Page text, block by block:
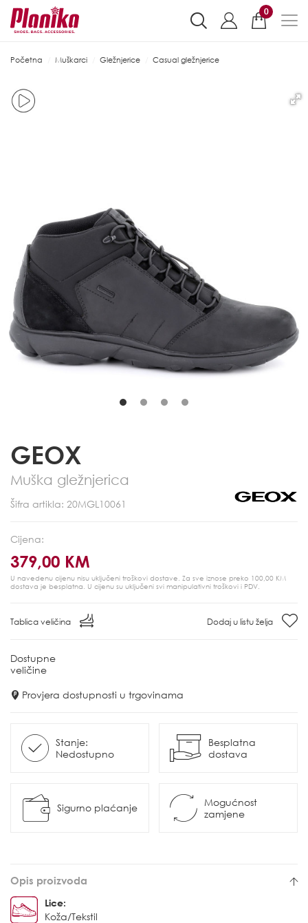
0
Početna Muškarci Gležnjerice Casual gležnjerice
GEOX
Muška gležnjerica
Šifra artikla: 20MGL10061
Cijena:
379,00 KM
U navedenu cijenu nisu uključeni troškovi dostave. Za sve iznose preko 100,00 KM
dostava je besplatna. U cijenu su uključeni svi manipulativni troškovi i PDV.
Tablica veličina Dodaj u listu želja
Dostupne
veličine
Provjera dostupnosti u trgovinama
Stanje:
Nedostupno
Besplatna
dostava
Sigurno plaćanje
Mogućnost
zamjene
Opis proizvoda
Lice:
Koža/Tekstil